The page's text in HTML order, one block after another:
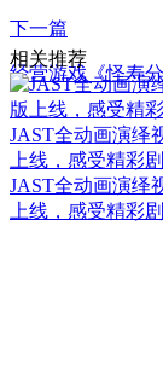
下一篇
经营游戏《怪寿
相关推荐
JAST全动画演绎
上线，感受精彩
JAST全动画演绎
上线，感受精彩